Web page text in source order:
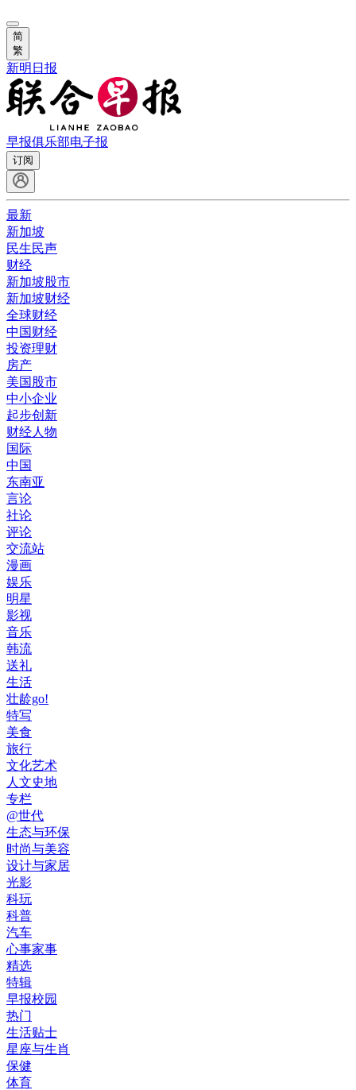
简
繁
新明日报
早报俱乐部电子报
订阅
最新
新加坡
民生民声
财经
新加坡股市
新加坡财经
全球财经
中国财经
投资理财
房产
美国股市
中小企业
起步创新
财经人物
国际
中国
东南亚
言论
社论
评论
交流站
漫画
娱乐
明星
影视
音乐
韩流
送礼
生活
壮龄go!
特写
美食
旅行
文化艺术
人文史地
专栏
@世代
生态与环保
时尚与美容
设计与家居
光影
科玩
科普
汽车
心事家事
精选
特辑
早报校园
热门
生活贴士
星座与生肖
保健
体育